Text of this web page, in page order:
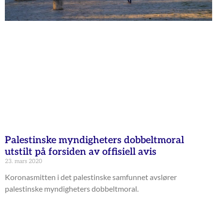
Palestinske myndigheters dobbeltmoral
utstilt på forsiden av offisiell avis
23. mars 2020
Koronasmitten i det palestinske samfunnet avslører
palestinske myndigheters dobbeltmoral.